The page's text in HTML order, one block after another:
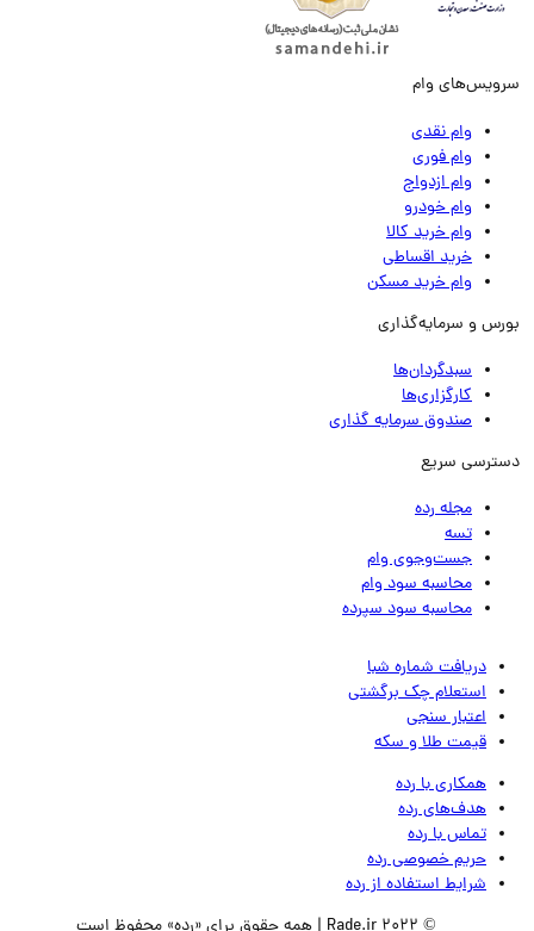
وام
وام نقدی
وام فوری
وام ازدواج
وام خودرو
وام خرید کالا
خرید اقساطی
وام خرید مسکن
و سرمایه‌گذاری
سبدگردان‌ها
کارگزاری‌ها
صندوق سرمایه گذاری
سریع
مجله رده
تسه
جست‌وجوی وام
محاسبه سود وام
محاسبه سود سپرده
دریافت شماره شبا
استعلام چک برگشتی
اعتبار سنجی
قیمت طلا و سکه
همکاری با رده
هدف‌های رده
تماس‌ با‌ رده
حریم خصوصی رده
شرایط استفاده از رده